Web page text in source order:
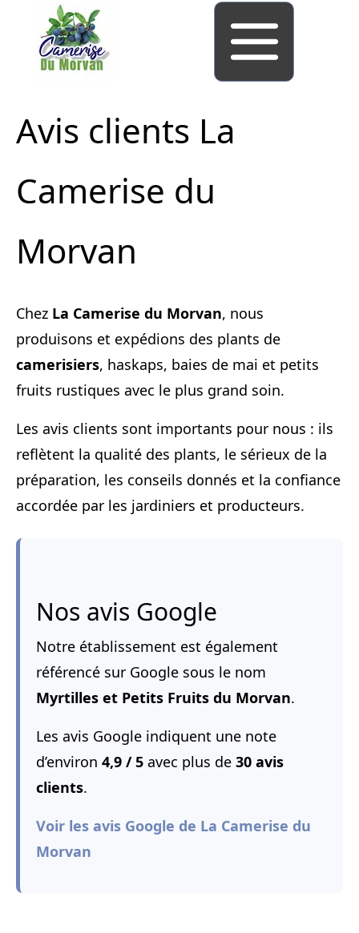
Avis clients La
Camerise du
Morvan
Chez La Camerise du Morvan, nous
produisons et expédions des plants de
camerisiers, haskaps, baies de mai et petits
fruits rustiques avec le plus grand soin.
Les avis clients sont importants pour nous : ils
reflètent la qualité des plants, le sérieux de la
préparation, les conseils donnés et la confiance
accordée par les jardiniers et producteurs.
Nos avis Google
Notre établissement est également
référencé sur Google sous le nom
Myrtilles et Petits Fruits du Morvan.
Les avis Google indiquent une note
d’environ 4,9 / 5 avec plus de 30 avis
clients.
Voir les avis Google de La Camerise du
Morvan